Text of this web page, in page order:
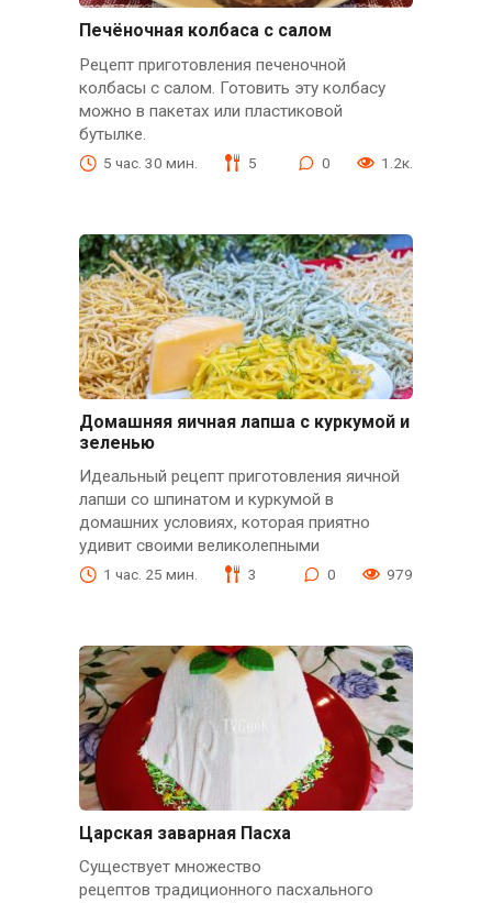
Печёночная колбаса с салом
Рецепт приготовления печеночной
колбасы с салом. Готовить эту колбасу
можно в пакетах или пластиковой
бутылке.
5 час. 30 мин. 5 0 1.2к.
Домашняя яичная лапша с куркумой и
зеленью
Идеальный рецепт приготовления яичной
лапши со шпинатом и куркумой в
домашних условиях, которая приятно
удивит своими великолепными
1 час. 25 мин. 3 0 979
Царская заварная Пасха
Существует множество
рецептов традиционного пасхального